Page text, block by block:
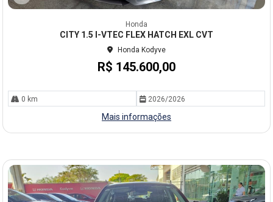
Co
Honda
CITY 1.5 I-VTEC FLEX HATCH EXL CVT
Honda Kodyve
R$ 145.600,00
0 km 2026/2026
Mais informações